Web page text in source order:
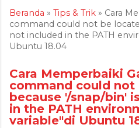
LAINNYA…
Beranda » Tips & Trik » Cara
command could not be
not included in the PATH
Ubuntu 18.04
Cara Memperbaiki
command could not
because '/snap/bin'
in the PATH
variable"di Ubuntu